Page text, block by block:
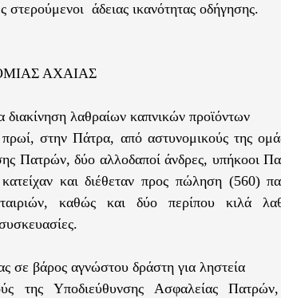
στερούμενοι άδειας ικανότητας οδήγησης.
ΑΧΑΙΑΣ
λαθραίων καπνικών προϊόντων
στην Πάτρα, από αστυνομικούς της
Πατρών, δύο αλλοδαποί άνδρες, υπήκοοι
και διέθεταν προς πώληση (560)
καθώς και δύο περίπου κιλά
σε βάρος αγνώστου δράστη για ληστεία
της Υποδιεύθυνσης Ασφαλείας Πατρών,